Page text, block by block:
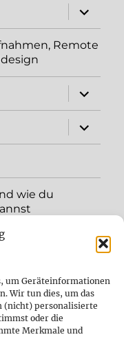
um Geräteinformationen
Wir tun dies, um das
(nicht) personalisierte
oder die
Merkmale und
öffnen
Remote
öffnen
öffnen
wie du
öffnen